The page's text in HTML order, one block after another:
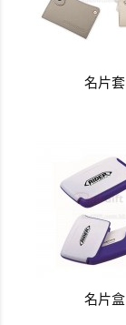
名片套
名片盒